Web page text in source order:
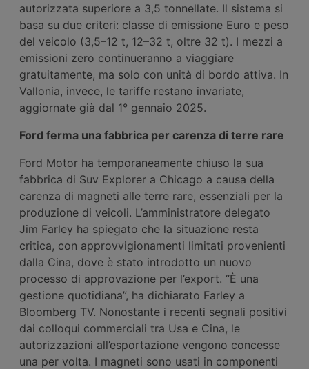
autorizzata superiore a 3,5 tonnellate. Il sistema si
basa su due criteri: classe di emissione Euro e peso
del veicolo (3,5–12 t, 12–32 t, oltre 32 t). I mezzi a
emissioni zero continueranno a viaggiare
gratuitamente, ma solo con unità di bordo attiva. In
Vallonia, invece, le tariffe restano invariate,
aggiornate già dal 1° gennaio 2025.
Ford ferma una fabbrica per carenza di terre rare
Ford Motor ha temporaneamente chiuso la sua
fabbrica di Suv Explorer a Chicago a causa della
carenza di magneti alle terre rare, essenziali per la
produzione di veicoli. L’amministratore delegato
Jim Farley ha spiegato che la situazione resta
critica, con approvvigionamenti limitati provenienti
dalla Cina, dove è stato introdotto un nuovo
processo di approvazione per l’export. “È una
gestione quotidiana”, ha dichiarato Farley a
Bloomberg TV. Nonostante i recenti segnali positivi
dai colloqui commerciali tra Usa e Cina, le
autorizzazioni all’esportazione vengono concesse
una per volta. I magneti sono usati in componenti